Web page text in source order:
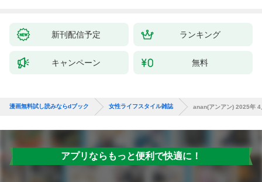
新刊配信予定 ランキング
キャンペーン 無料
漫画無料試し読みならdブック 女性ライフスタイル雑誌 anan(アンアン) 2025年
アプリならもっと便利で快適に！